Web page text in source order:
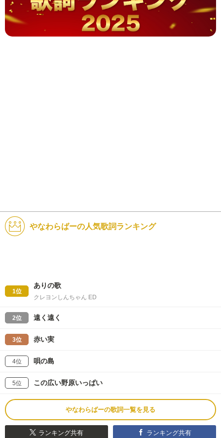
やなわらばーの人気歌詞ランキング
1位
ありの歌
クレヨンしんちゃん ED
2位 遠く遠く
3位 赤い実
4位 唄の島
5位 この広い野原いっぱい
やなわらばーの歌詞一覧を見る
ランキング共有 ランキング共有